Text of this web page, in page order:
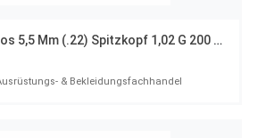
UX Cobra Diabolos 5,5 Mm (.22) Spitzkopf 1,02 G 200 St. Dose
& Bekleidungsfachhandel